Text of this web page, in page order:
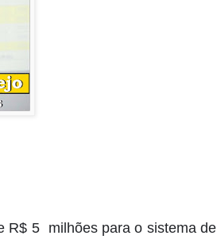
R$ 5 milhões para o sistema de